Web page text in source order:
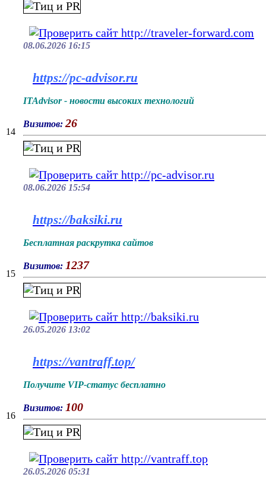
08.06.2026 16:15
14
https://pc-advisor.ru
ITAdvisor - новости высоких технологий
Визитов: 26
08.06.2026 15:54
15
https://baksiki.ru
Бесплатная раскрутка сайтов
Визитов: 1237
26.05.2026 13:02
16
https://vantraff.top/
Получите VIP-статус бесплатно
Визитов: 100
26.05.2026 05:31